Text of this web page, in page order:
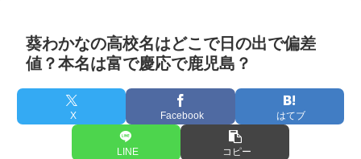
葵わかなの高校名はどこで日の出で偏差
値？本名は富で慶応で鹿児島？
X Facebook はてブ
LINE コピー